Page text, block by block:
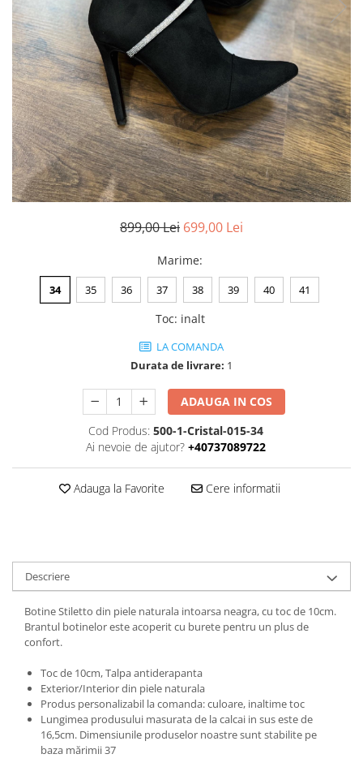
Posete
Rucsac
Plic
Saculet
Borsete
Mov
Visiniu
Maro
Albastru
899,00 Lei 699,00 Lei
Marime:
34 35 36 37 38 39 40 41
Toc: inalt
LA COMANDA
Durata de livrare: 1
ADAUGA IN COS
Cod Produs: 500-1-Cristal-015-34
Ai nevoie de ajutor? +40737089722
Adauga la Favorite Cere informatii
Descriere
Botine Stiletto din piele naturala intoarsa neagra, cu toc de 10cm.
Brantul botinelor este acoperit cu burete pentru un plus de
confort.
Toc de 10cm, Talpa antiderapanta
Exterior/Interior din piele naturala
Produs personalizabil la comanda: culoare, inaltime toc
Lungimea produsului masurata de la calcai in sus este de
16,5cm. Dimensiunile produselor noastre sunt stabilite pe
baza mărimii 37